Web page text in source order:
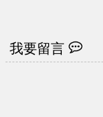
我要留言